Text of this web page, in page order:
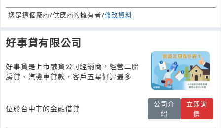
您是這個廠商/供應商的擁有者?修改資料
好事貸有限公司
好事貸是上市融資公司經銷商，經營二胎
房貸、汽機車貸款，客戶五星好評最多
位於台中市的金融借貸
公司介
紹
立即詢
價